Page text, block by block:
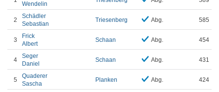
Wendelin
2
Schädler
Sebastian
Triesenberg Abg. 585
3
Frick
Albert
Schaan Abg. 454
4
Seger
Daniel
Schaan Abg. 431
5
Quaderer
Sascha
Planken Abg. 424